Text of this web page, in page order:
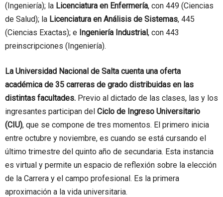
(Ingeniería); la Licenciatura en Enfermería, con 449 (Ciencias
de Salud); la Licenciatura en Análisis de Sistemas, 445
(Ciencias Exactas); e Ingeniería Industrial, con 443
preinscripciones (Ingeniería).
La Universidad Nacional de Salta cuenta una oferta
académica de 35 carreras de grado distribuidas en las
distintas facultades. Previo al dictado de las clases, las y los
ingresantes participan del Ciclo de Ingreso Universitario
(CIU), que se compone de tres momentos. El primero inicia
entre octubre y noviembre, es cuando se está cursando el
último trimestre del quinto año de secundaria. Esta instancia
es virtual y permite un espacio de reflexión sobre la elección
de la Carrera y el campo profesional. Es la primera
aproximación a la vida universitaria.